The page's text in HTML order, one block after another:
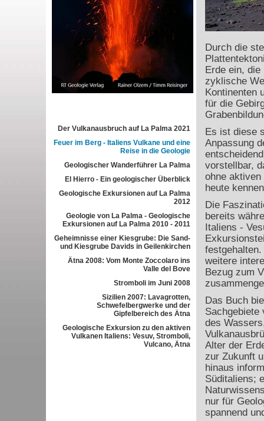
Der Vulkanausbruch auf La Palma 2021
Feuer im Berg - Italiens Vulkane und eine
Reise in die Geologie
Geologischer Wanderführer La Palma
El Hierro - Ein geologischer Überblick
Geologische Exkursionen auf La Palma
2012
Geologie von La Palma - Geologische
Exkursionen auf La Palma 2010 - 2011
Geheimnisse einer Kiesgrube: Die Sand-
und Kiesgrube Davids in Geilenkirchen
Ätna 2008: Vom Monte Zoccolaro ins
Valle del Bove
Stromboli im Juni 2008
Sizilien 2007: Lavagrotten,
Schwefelbergwerke und der
Gipfelbereich des Ätna
Geologische Exkursion zu den aktiven
Vulkanen Italiens: Vesuv, Stromboli,
Vulcano, Ätna
Durch die
Erde ein, die
zyklische
Kontinenten
für die
Es ist diese
Anpassung
vorstellbar,
ohne
heute
Die
bereits
Italiens -
weitere
Bezug zum
Das Buch
Sachgebiete
des
Alter der
zur Zukunft
hinaus
Süditaliens;
nur für
spannend